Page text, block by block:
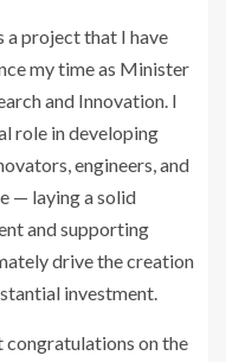
a project that I have
my time as Minister
and Innovation. I
role in developing
engineers, and
— laying a solid
and supporting
drive the creation
investment.
on the